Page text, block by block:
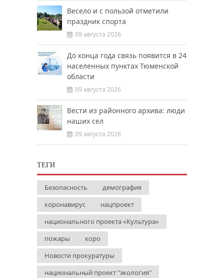
Весело и с пользой отметили
праздник спорта
09 августа 2026
До конца года связь появится в 24
населенных пунктах Тюменской
области
09 августа 2026
Вести из районного архива: люди
наших сел
09 августа 2026
ТЕГИ
Безопасность
демография
коронавирус
нацпроект
национального проекта «Культура»
пожары
коро
Новости прокуратуры
национальный проект "экология"